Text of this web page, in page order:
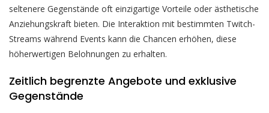
seltenere Gegenstände oft einzigartige Vorteile oder ästhetische
Anziehungskraft bieten. Die Interaktion mit bestimmten Twitch-
Streams während Events kann die Chancen erhöhen, diese
höherwertigen Belohnungen zu erhalten.
Zeitlich begrenzte Angebote und exklusive
Gegenstände